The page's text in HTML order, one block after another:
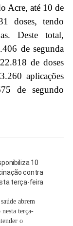
Acre, até 10 de
doses, tendo
Deste total,
de segunda
de doses
aplicações
de segundo
10
contra
terça-feira
abrem
terça-
o